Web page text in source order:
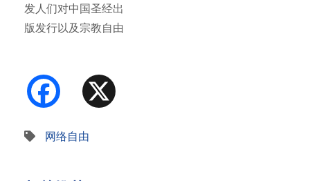
发人们对中国圣经出
版发行以及宗教自由
Facebook
网络自由